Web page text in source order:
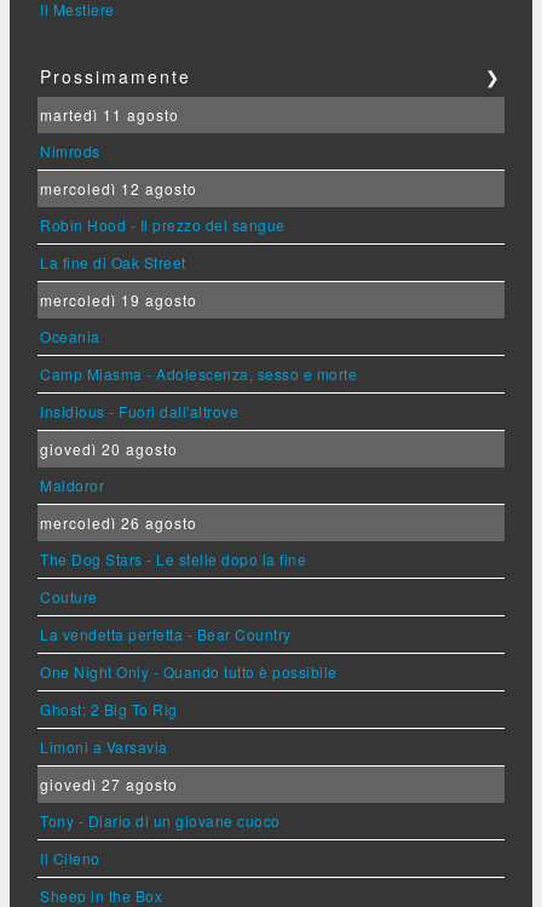
Il Mestiere
Prossimamente ❯
martedì 11 agosto
Nimrods
mercoledì 12 agosto
Robin Hood - Il prezzo del sangue
La fine di Oak Street
mercoledì 19 agosto
Oceania
Camp Miasma - Adolescenza, sesso e morte
Insidious - Fuori dall'altrove
giovedì 20 agosto
Maldoror
mercoledì 26 agosto
The Dog Stars - Le stelle dopo la fine
Couture
La vendetta perfetta - Bear Country
One Night Only - Quando tutto è possibile
Ghost: 2 Big To Rig
Limoni a Varsavia
giovedì 27 agosto
Tony - Diario di un giovane cuoco
Il Cileno
Sheep in the Box